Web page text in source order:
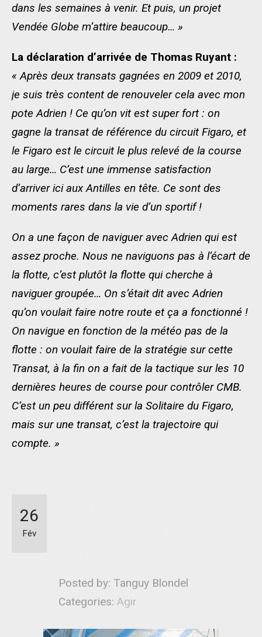
dans les semaines à venir. Et puis, un projet
Vendée Globe m’attire beaucoup… »
La déclaration d’arrivée de Thomas Ruyant :
« Après deux transats gagnées en 2009 et 2010,
je suis très content de renouveler cela avec mon
pote Adrien ! Ce qu’on vit est super fort : on
gagne la transat de référence du circuit Figaro, et
le Figaro est le circuit le plus relevé de la course
au large… C’est une immense satisfaction
d’arriver ici aux Antilles en tête. Ce sont des
moments rares dans la vie d’un sportif !
On a une façon de naviguer avec Adrien qui est
assez proche. Nous ne naviguons pas à l’écart de
la flotte, c’est plutôt la flotte qui cherche à
naviguer groupée… On s’était dit avec Adrien
qu’on voulait faire notre route et ça a fonctionné !
On navigue en fonction de la météo pas de la
flotte : on voulait faire de la stratégie sur cette
Transat, à la fin on a fait de la tactique sur les 10
dernières heures de course pour contrôler CMB.
C’est un peu différent sur la Solitaire du Figaro,
mais sur une transat, c’est la trajectoire qui
compte. »
Posted by: Tanguy Blondel
Categories: Agir
26
Fév